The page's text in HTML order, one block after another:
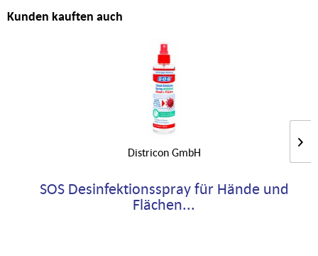
Kunden kauften auch
Districon GmbH
SOS Desinfektionsspray für Hände und
Flächen...